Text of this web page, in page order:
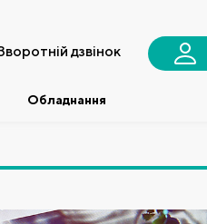
дзвінок
Обладнання